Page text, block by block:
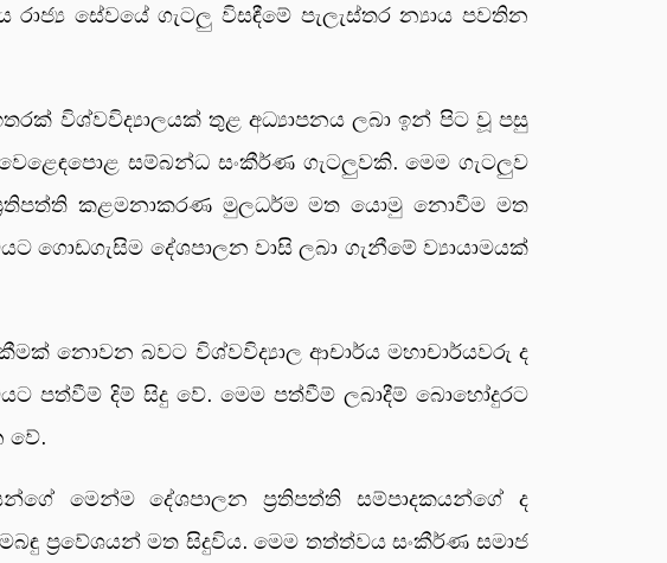
සේවයේ ගැටලු විසඳීමේ පැලැස්තර න්‍යාය පවතින
විශ්වවිද්‍යාලයක් තුළ අධ්‍යාපනය ලබා ඉන් පිට වූ පසු
සම්බන්ධ සංකීර්ණ ගැටලුවකි. මෙම ගැටලුව
ප්‍රතිපත්ති කළමනාකරණ මුලධර්ම මත යොමු නොවීම මත
ගොඩගැසිම දේශපාලන වාසි ලබා ගැනීමේ ව්‍යායාමයක්
නොවන බවට විශ්වවිද්‍යාල ආචාර්ය මහාචාර්යවරු ද
පත්වීම් දිම් සිදු වේ. මෙම පත්වීම් ලබාදීම් බොහෝදුරට
වේ.
මෙන්ම දේශපාලන ප්‍රතිපත්ති සම්පාදකයන්ගේ ද
ප්‍රවේශයන් මත සිදුවිය. මෙම තත්ත්වය සංකීර්ණ සමාජ